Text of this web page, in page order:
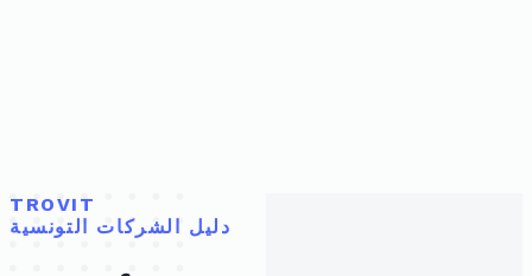
TROVIT
دليل الشركات التونسية